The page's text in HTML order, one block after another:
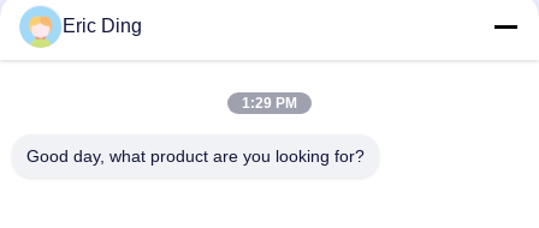
Eric Ding
1:29 PM
Good day, what product are you looking for?